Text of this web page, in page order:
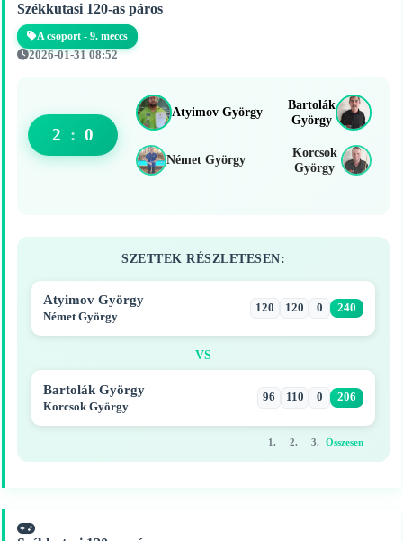
Székkutasi 120-as páros
A csoport - 9. meccs
2026-01-31 08:52
Atyimov György
Német György
2 : 0
Bartolák
György
Korcsok
György
SZETTEK RÉSZLETESEN:
Atyimov György
Német György
120 120 0 240
VS
Bartolák György
Korcsok György
96 110 0 206
1. 2. 3. Összesen